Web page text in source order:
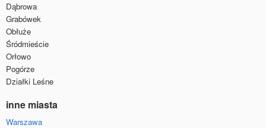
Dąbrowa
Grabówek
Obłuże
Śródmieście
Orłowo
Pogórze
Działki Leśne
inne miasta
Warszawa